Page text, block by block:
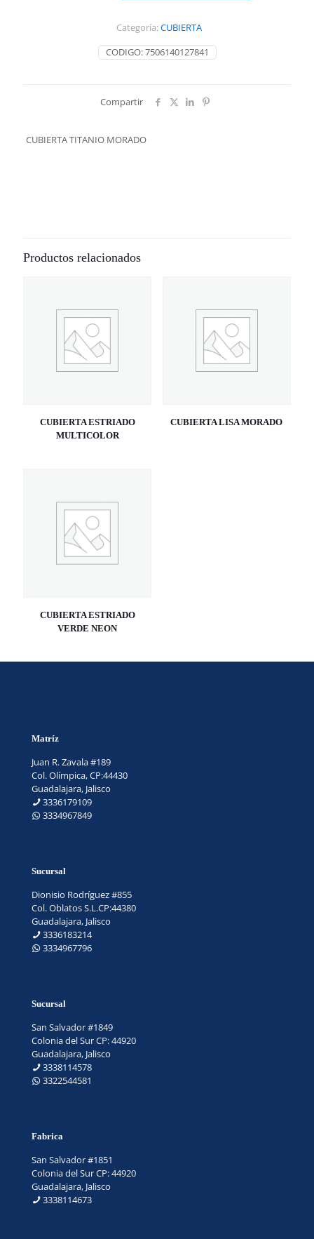
CODIGO:7506140127841
Categoría:CUBIERTA
Compartir
CUBIERTA TITANIO MORADO
Productos relacionados
CUBIERTA ESTRIADO
MULTICOLOR
CUBIERTA LISA MORADO
CUBIERTA ESTRIADO
VERDE NEON
Matríz
Juan R. Zavala #189
Col. Olímpica, CP:44430
Guadalajara, Jalisco
3336179109
3334967849
Sucursal
Dionisio Rodríguez #855
Col. Oblatos S.L.CP:44380
Guadalajara, Jalisco
3336183214
3334967796
Sucursal
San Salvador #1849
Colonia del Sur CP: 44920
Guadalajara, Jalisco
3338114578
3322544581
Fabrica
San Salvador #1851
Colonia del Sur CP: 44920
Guadalajara, Jalisco
3338114673